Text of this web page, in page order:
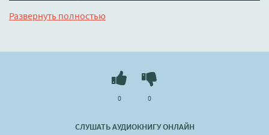
Развернуть полностью
СЛУШАТЬ АУДИОКНИГУ ОНЛАЙН
0 0